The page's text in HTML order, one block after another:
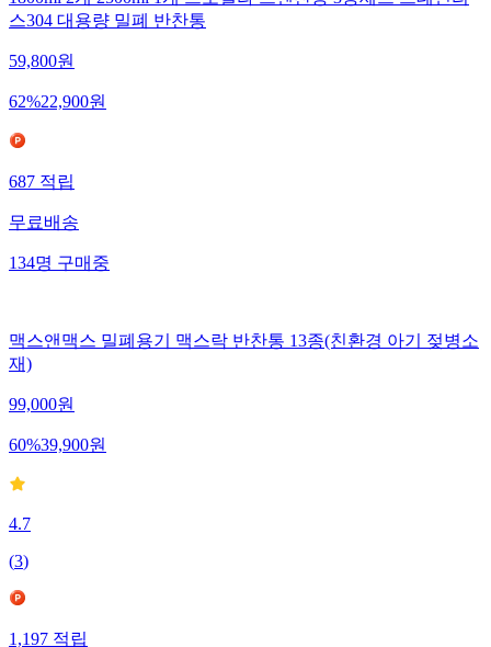
스304 대용량 밀폐 반찬통
59,800원
62%22,900원
687 적립
무료배송
134명 구매중
맥스앤맥스 밀폐용기 맥스락 반찬통 13종(친환경 아기 젖병소
재)
99,000원
60%39,900원
4.7
(3)
1,197적립